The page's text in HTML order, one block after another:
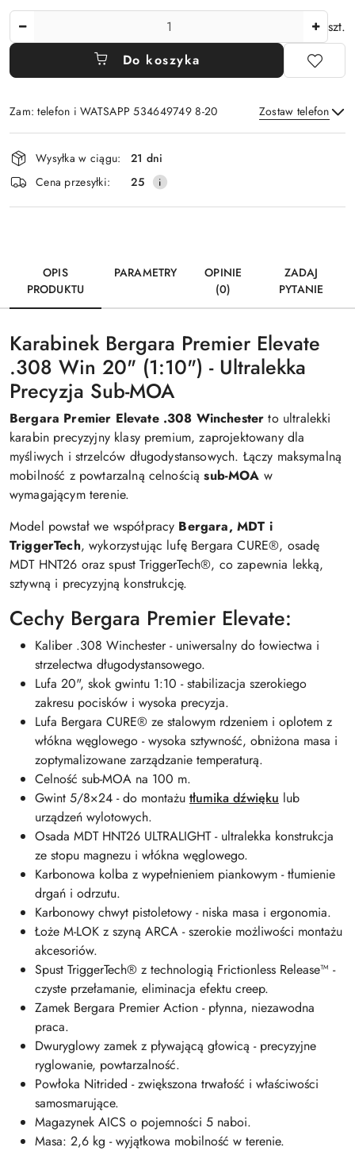
szt.
Do koszyka
Zam: telefon i WATSAPP 534649749 8-20 Zostaw telefon
Wyślij
Dostępność
i
dostawa
Wysyłka w ciągu:
21 dni
Cena przesyłki:
25
OPIS
PRODUKTU
PARAMETRY
OPINIE
(0)
ZADAJ
PYTANIE
Karabinek Bergara Premier Elevate
.308 Win 20" (1:10") - Ultralekka
Precyzja Sub-MOA
Bergara Premier Elevate .308 Winchester to ultralekki
karabin precyzyjny klasy premium, zaprojektowany dla
myśliwych i strzelców długodystansowych. Łączy maksymalną
mobilność z powtarzalną celnościąsub-MOA w
wymagającym terenie.
Model powstał we współpracy Bergara, MDT i
TriggerTech, wykorzystując lufę Bergara CURE®, osadę
MDT HNT26 oraz spust TriggerTech®, co zapewnia lekką,
sztywną i precyzyjną konstrukcję.
Cechy Bergara Premier Elevate:
Kaliber .308 Winchester - uniwersalny do łowiectwa i
strzelectwa długodystansowego.
Lufa 20", skok gwintu 1:10 - stabilizacja szerokiego
zakresu pocisków i wysoka precyzja.
Lufa Bergara CURE® ze stalowym rdzeniem i oplotem z
włókna węglowego - wysoka sztywność, obniżona masa i
zoptymalizowane zarządzanie temperaturą.
Celność sub-MOA na 100 m.
Gwint 5/8×24 - do montażu tłumika dźwięku lub
urządzeń wylotowych.
Osada MDT HNT26 ULTRALIGHT - ultralekka konstrukcja
ze stopu magnezu i włókna węglowego.
Karbonowa kolba z wypełnieniem piankowym - tłumienie
drgań i odrzutu.
Karbonowy chwyt pistoletowy - niska masa i ergonomia.
Łoże M-LOK z szyną ARCA - szerokie możliwości montażu
akcesoriów.
Spust TriggerTech® z technologią Frictionless Release™ -
czyste przełamanie, eliminacja efektu creep.
Zamek Bergara Premier Action - płynna, niezawodna
praca.
Dwuryglowy zamek z pływającą głowicą - precyzyjne
ryglowanie, powtarzalność.
Powłoka Nitrided - zwiększona trwałość i właściwości
samosmarujące.
Magazynek AICS o pojemności 5 naboi.
Masa: 2,6 kg - wyjątkowa mobilność w terenie.